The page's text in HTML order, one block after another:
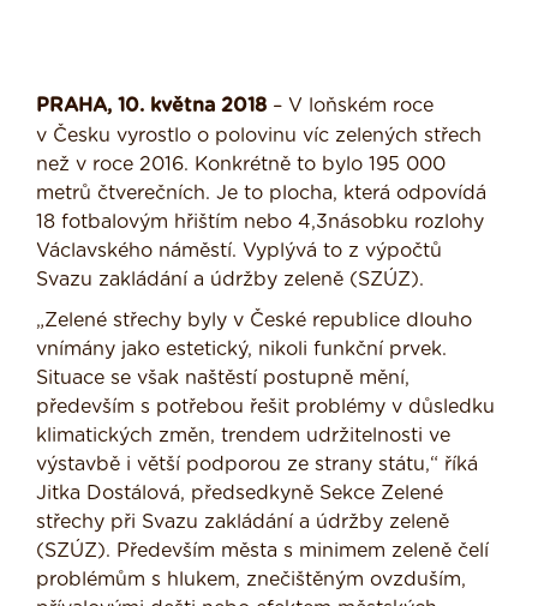
PRAHA, 10. května 2018 – V loňském roce
v Česku vyrostlo o polovinu víc zelených střech
než v roce 2016. Konkrétně to bylo 195 000
metrů čtverečních. Je to plocha, která odpovídá
18 fotbalovým hřištím nebo 4,3násobku rozlohy
Václavského náměstí. Vyplývá to z výpočtů
Svazu zakládání a údržby zeleně (SZÚZ).
„Zelené střechy byly v České republice dlouho
vnímány jako estetický, nikoli funkční prvek.
Situace se však naštěstí postupně mění,
především s potřebou řešit problémy v důsledku
klimatických změn, trendem udržitelnosti ve
výstavbě i větší podporou ze strany státu,“ říká
Jitka Dostálová, předsedkyně Sekce Zelené
střechy při Svazu zakládání a údržby zeleně
(SZÚZ). Především města s minimem zeleně čelí
problémům s hlukem, znečištěným ovzduším,